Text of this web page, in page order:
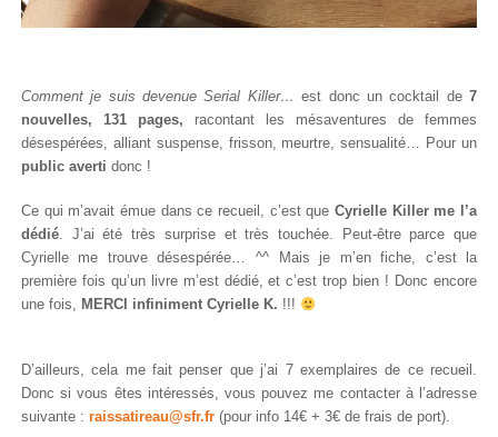
Comment je suis devenue Serial Killer… est donc un cocktail de7
nouvelles, 131 pages, racontant les mésaventures de femmes
désespérées, alliant suspense, frisson, meurtre, sensualité… Pour un
public averti donc !
Ce qui m’avait émue dans ce recueil, c’est queCyrielle Killer me l’a
dédié. J’ai été très surprise et très touchée. Peut-être parce que
Cyrielle me trouve désespérée… ^^ Mais je m’en fiche, c’est la
première fois qu’un livre m’est dédié, et c’est trop bien ! Donc encore
une fois, MERCI infiniment Cyrielle K. !!!
D’ailleurs, cela me fait penser que j’ai 7 exemplaires de ce recueil.
Donc si vous êtes intéressés, vous pouvez me contacter à l’adresse
suivante : raissatireau@sfr.fr(pour info 14€ + 3€ de frais de port).